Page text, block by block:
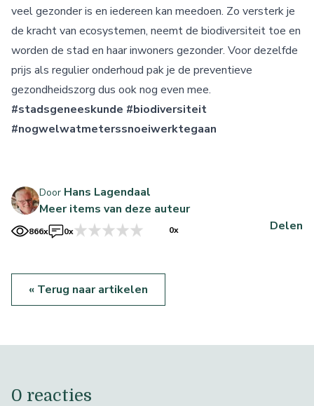
veel gezonder is en iedereen kan meedoen. Zo versterk je
de kracht van ecosystemen, neemt de biodiversiteit toe en
worden de stad en haar inwoners gezonder. Voor dezelfde
prijs als regulier onderhoud pak je de preventieve
gezondheidszorg dus ook nog even mee.
#stadsgeneeskunde #biodiversiteit
#nogwelwatmeterssnoeiwerktegaan
Door Hans Lagendaal
Meer items van deze auteur
866x 0x 0x Delen
« Terug naar artikelen
0 reacties